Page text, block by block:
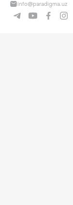
info@paradigma.uz